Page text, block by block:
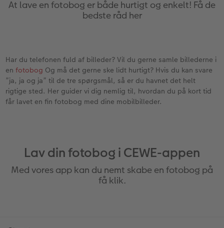
CEWE FOTOBOG Color pop
Tilbehør
Forstørrelse på fotopapir
Tilbehør
Pasfoto
Billede på aluminiumsplade
Billede på træ
Fotoplakat med kort
Fotocollage
hexxas
Tekstiler
Art prints
Fyld-selv gaveæske
Kæledyr
Inspiration
Design selv
Postkort
Kort med fotoindstik
Menukort
Direkte forsendelse
Valgmuligheder
At lave en fotobog er både hurtigt og enkelt! Få de
bedste råd her
Har du telefonen fuld af billeder? Vil du gerne samle billederne i
enfotobog Og må det gerne ske lidt hurtigt? Hvis du kan svare
”ja, ja og ja” til de tre spørgsmål, så er du havnet det helt
rigtige sted. Her guider vi dig nemlig til, hvordan du på kort tid
får lavet en fin fotobog med dine mobilbilleder.
Lav din fotobog i CEWE-appen
Med vores app kan du nemt skabe en fotobog på
få klik.